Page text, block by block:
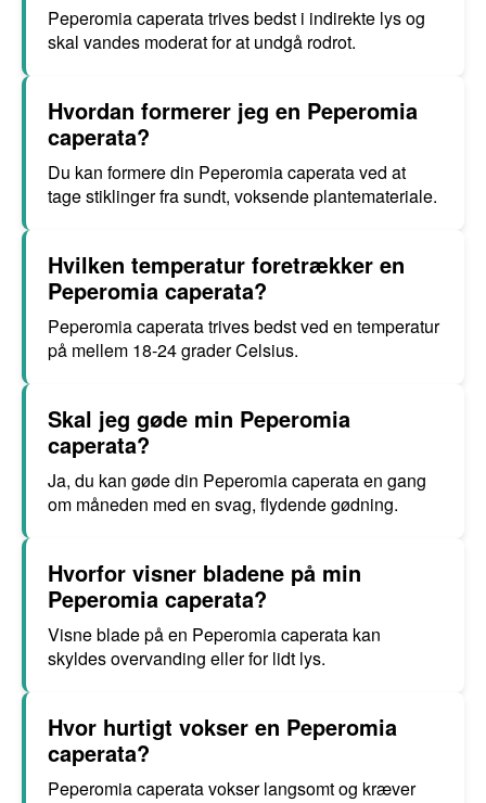
Peperomia caperata trives bedst i indirekte lys og
skal vandes moderat for at undgå rodrot.
Hvordan formerer jeg en Peperomia
caperata?
Du kan formere din Peperomia caperata ved at
tage stiklinger fra sundt, voksende plantemateriale.
Hvilken temperatur foretrækker en
Peperomia caperata?
Peperomia caperata trives bedst ved en temperatur
på mellem 18-24 grader Celsius.
Skal jeg gøde min Peperomia
caperata?
Ja, du kan gøde din Peperomia caperata en gang
om måneden med en svag, flydende gødning.
Hvorfor visner bladene på min
Peperomia caperata?
Visne blade på en Peperomia caperata kan
skyldes overvanding eller for lidt lys.
Hvor hurtigt vokser en Peperomia
caperata?
Peperomia caperata vokser langsomt og kræver